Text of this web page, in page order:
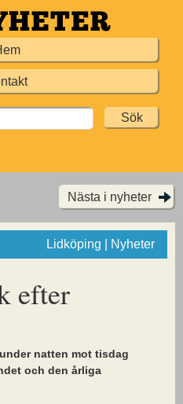
Nästa i nyheter
Lidköping | Nyheter
efter
natten mot tisdag
och den årliga